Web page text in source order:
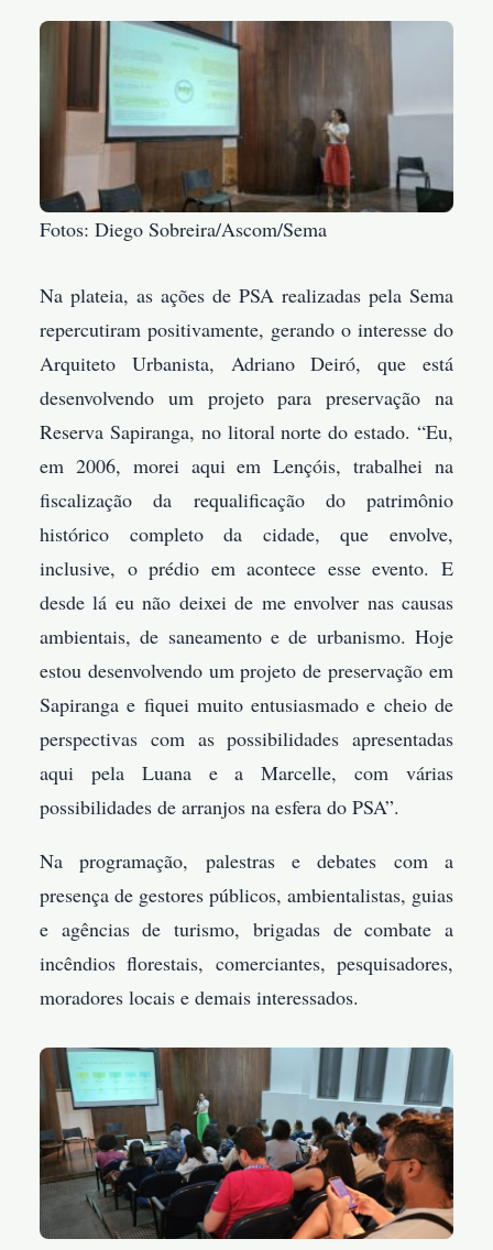
Fotos: Diego Sobreira/Ascom/Sema
Na plateia, as ações de PSA realizadas pela Sema
repercutiram positivamente, gerando o interesse do
Arquiteto Urbanista, Adriano Deiró, que está
desenvolvendo um projeto para preservação na
Reserva Sapiranga, no litoral norte do estado. “Eu,
em 2006, morei aqui em Lençóis, trabalhei na
fiscalização da requalificação do patrimônio
histórico completo da cidade, que envolve,
inclusive, o prédio em acontece esse evento. E
desde lá eu não deixei de me envolver nas causas
ambientais, de saneamento e de urbanismo. Hoje
estou desenvolvendo um projeto de preservação em
Sapiranga e fiquei muito entusiasmado e cheio de
perspectivas com as possibilidades apresentadas
aqui pela Luana e a Marcelle, com várias
possibilidades de arranjos na esfera do PSA”.
Na programação, palestras e debates com a
presença de gestores públicos, ambientalistas, guias
e agências de turismo, brigadas de combate a
incêndios florestais, comerciantes, pesquisadores,
moradores locais e demais interessados.